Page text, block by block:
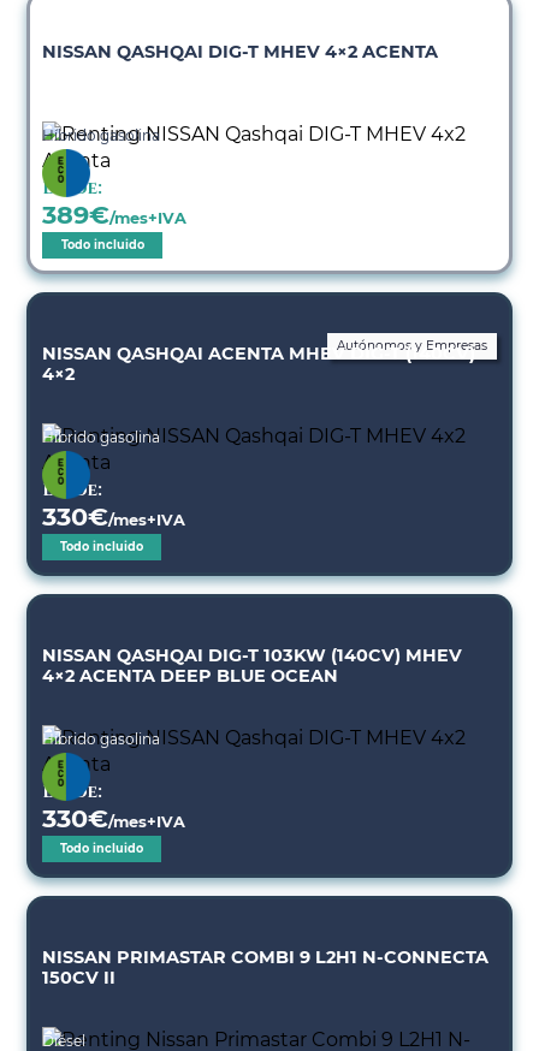
NISSAN QASHQAI DIG-T MHEV 4×2 ACENTA
Híbrido gasolina
Autónomos y Empresas
Desde:
389€/mes+IVA
Todo incluido
NISSAN QASHQAI ACENTA MHEV DIG-T (140CV)
4×2
Híbrido gasolina
Desde:
330€/mes+IVA
Todo incluido
NISSAN QASHQAI DIG-T 103KW (140CV) MHEV
4×2 ACENTA DEEP BLUE OCEAN
Híbrido gasolina
Desde:
330€/mes+IVA
Todo incluido
NISSAN PRIMASTAR COMBI 9 L2H1 N-CONNECTA
150CV II
Diésel